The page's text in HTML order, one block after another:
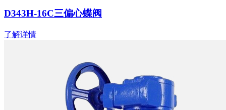
D343H-16C三偏心蝶阀
了解详情